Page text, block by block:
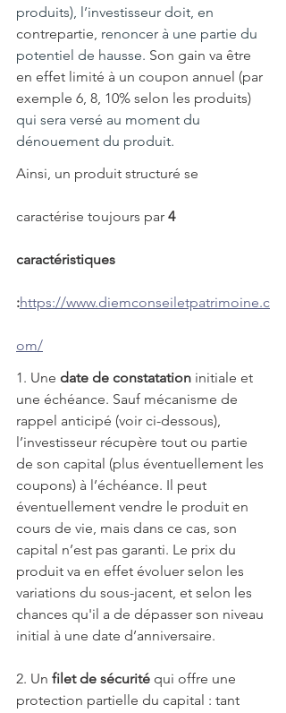
produits), l’investisseur doit, en
contrepartie, renoncer à une partie du
potentiel de hausse. Son gain va être
en effet limité à un coupon annuel (par
exemple 6, 8, 10% selon les produits)
qui sera versé au moment du
dénouement du produit.
Ainsi, un produit structuré se
caractérise toujours par 4
caractéristiques
:https://www.diemconseiletpatrimoine.c
om/
1. Une date de constatation initiale et
une échéance. Sauf mécanisme de
rappel anticipé (voir ci-dessous),
l’investisseur récupère tout ou partie
de son capital (plus éventuellement les
coupons) à l’échéance. Il peut
éventuellement vendre le produit en
cours de vie, mais dans ce cas, son
capital n’est pas garanti. Le prix du
produit va en effet évoluer selon les
variations du sous-jacent, et selon les
chances qu'il a de dépasser son niveau
initial à une date d’anniversaire.
2. Un filet de sécurité qui offre une
protection partielle du capital : tant